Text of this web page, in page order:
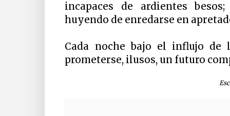
incapaces de ardientes
huyendo de enredarse en
Cada noche bajo el influjo de
prometerse, ilusos, un futuro